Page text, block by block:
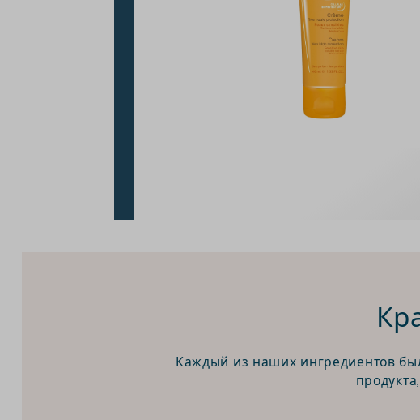
Каждый из наших ингредиентов